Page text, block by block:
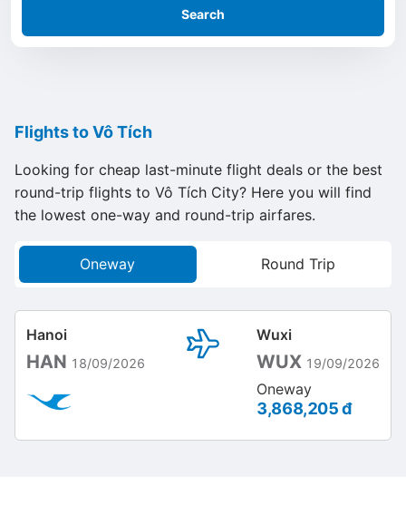
Search
Flights to Vô Tích
Looking for cheap last-minute flight deals or the best
round-trip flights to Vô Tích City? Here you will find
the lowest one-way and round-trip airfares.
Oneway Round Trip
Hanoi
HAN 18/09/2026
Wuxi
WUX 19/09/2026
Oneway
3,868,205 đ